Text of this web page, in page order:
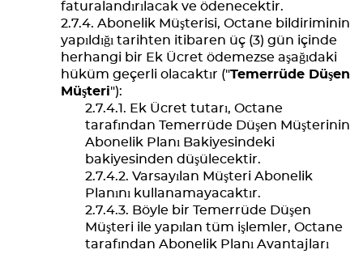
faturalandırılacak ve ödenecektir.
Abonelik Müşterisi, Octane bildiriminin
yapıldığı tarihten itibaren üç (3) gün içinde
herhangi bir Ek Ücret ödemezse aşağıdaki
hüküm geçerli olacaktır ("Temerrüde Düşen
Müşteri"):
Ek Ücret tutarı, Octane
tarafından Temerrüde Düşen Müşterinin
Abonelik Planı Bakiyesindeki
bakiyesinden düşülecektir.
Varsayılan Müşteri Abonelik
Planını kullanamayacaktır.
Böyle bir Temerrüde Düşen
Müşteri ile yapılan tüm işlemler, Octane
tarafından Abonelik Planı Avantajları